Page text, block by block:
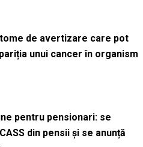
de avertizare care pot
unui cancer în organism
pentru pensionari: se
din pensii și se anunță